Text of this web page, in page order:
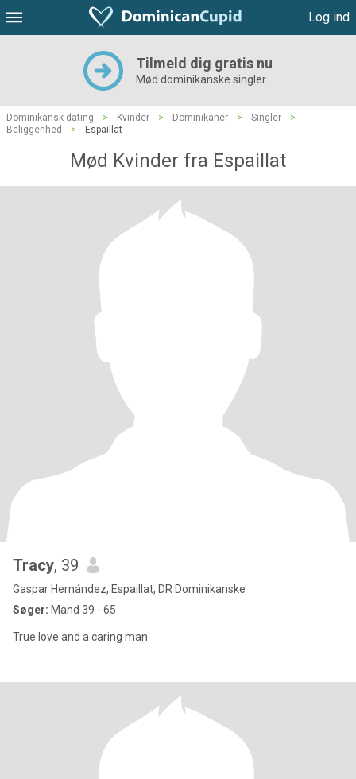
Log ind
Tilmeld dig gratis nu
Mød dominikanske singler
Dominikansk dating > Kvinder > Dominikaner > Singler
>
Beliggenhed
> Espaillat
Mød Kvinder fra Espaillat
Tracy, 39
Gaspar Hernández, Espaillat, DR Dominikanske
Søger: Mand 39 - 65
True love and a caring man